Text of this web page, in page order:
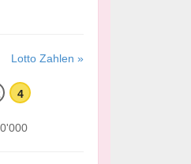
Lotto Zahlen »
4